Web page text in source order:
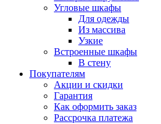
Угловые шкафы
Для одежды
Из массива
Узкие
Встроенные шкафы
В стену
Покупателям
Акции и скидки
Гарантия
Как оформить заказ
Рассрочка платежа